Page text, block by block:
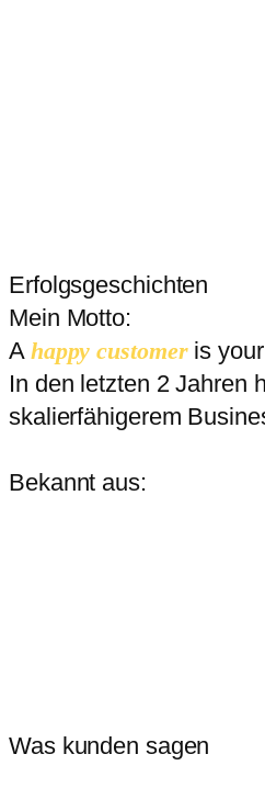
Erfolgsgeschichten
Mein Motto:
A happy customeris your
In den letzten 2 Jahren
skalierfähigerem
Bekannt aus:
Was kunden sagen